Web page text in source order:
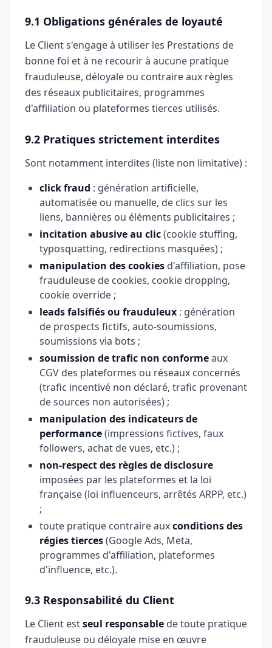
9.1 Obligations générales de loyauté
Le Client s'engage à utiliser les Prestations de
bonne foi et à ne recourir à aucune pratique
frauduleuse, déloyale ou contraire aux règles
des réseaux publicitaires, programmes
d'affiliation ou plateformes tierces utilisés.
9.2 Pratiques strictement interdites
Sont notamment interdites (liste non limitative) :
click fraud : génération artificielle,
automatisée ou manuelle, de clics sur les
liens, bannières ou éléments publicitaires ;
incitation abusive au clic(cookie stuffing,
typosquatting, redirections masquées) ;
manipulation des cookies d'affiliation, pose
frauduleuse de cookies, cookie dropping,
cookie override ;
leads falsifiés ou frauduleux : génération
de prospects fictifs, auto-soumissions,
soumissions via bots ;
soumission de trafic non conformeaux
CGV des plateformes ou réseaux concernés
(trafic incentivé non déclaré, trafic provenant
de sources non autorisées) ;
manipulation des indicateurs de
performance(impressions fictives, faux
followers, achat de vues, etc.) ;
non-respect des règles de disclosure
imposées par les plateformes et la loi
française (loi influenceurs, arrêtés ARPP, etc.)
;
toute pratique contraire auxconditions des
régies tierces(Google Ads, Meta,
programmes d'affiliation, plateformes
d'influence, etc.).
9.3 Responsabilité du Client
Le Client estseul responsable de toute pratique
frauduleuse ou déloyale mise en œuvre